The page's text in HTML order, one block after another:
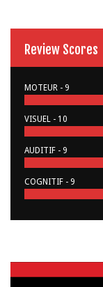
Review Scores
MOTEUR - 9
VISUEL - 10
AUDITIF - 9
COGNITIF - 9